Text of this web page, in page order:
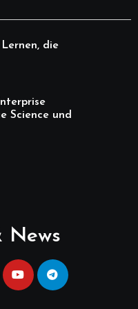
die
Science und
News